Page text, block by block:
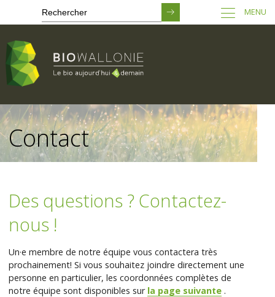
Passer
au
contenu
principal
MENU
Contact
Des questions ? Contactez-
nous !
Un·e membre de notre équipe vous contactera très
prochainement! Si vous souhaitez joindre directement une
personne en particulier, les coordonnées complètes de
notre équipe sont disponibles sur la page suivante .